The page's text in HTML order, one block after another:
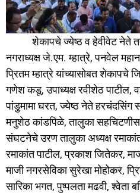
शेकापचे ज्येष्ठ व हेवीवेट नेते
नगराध्यक्ष जे.एम. म्हात्रे, पनवेल
प्रितम म्हात्रे यांच्यासोबत शेकापचे
गणेश कडू, उपाध्यक्ष रवीशेठ पाटील,
पांडुमामा घरत, ज्येष्ठ नेते
मनुशेठ कांडपिळे, तालुका सहचिटणीस
संघटनेचे उरण तालुका अध्यक्ष
रमाकांत पाटील, प्रकाश जितेकर,
माजी नगरसेविका सुरेखा मोहोकर,
सारिका भगत, पुष्पलता मढवी, श्वेता